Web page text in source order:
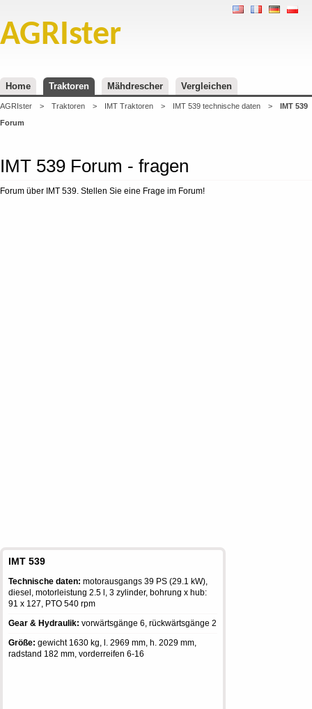
AGRIster
Home Traktoren Mähdrescher Vergleichen
AGRIster > Traktoren > IMT Traktoren > IMT 539 technische daten >
IMT 539
Forum
IMT 539 Forum - fragen
Forum über IMT 539. Stellen Sie eine Frage im Forum!
IMT 539
Technische daten: motorausgangs 39 PS (29.1 kW),
diesel, motorleistung 2.5 l, 3 zylinder, bohrung x hub:
91 x 127, PTO 540 rpm
Gear & Hydraulik: vorwärtsgänge 6, rückwärtsgänge 2
Größe: gewicht 1630 kg, l. 2969 mm, h. 2029 mm,
radstand 182 mm, vorderreifen 6-16